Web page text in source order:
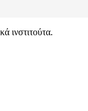
ινστιτούτα.